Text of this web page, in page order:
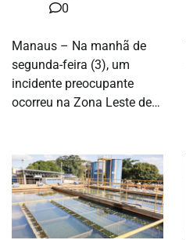
0
Manaus – Na manhã de
segunda-feira (3), um
incidente preocupante
ocorreu na Zona Leste de…